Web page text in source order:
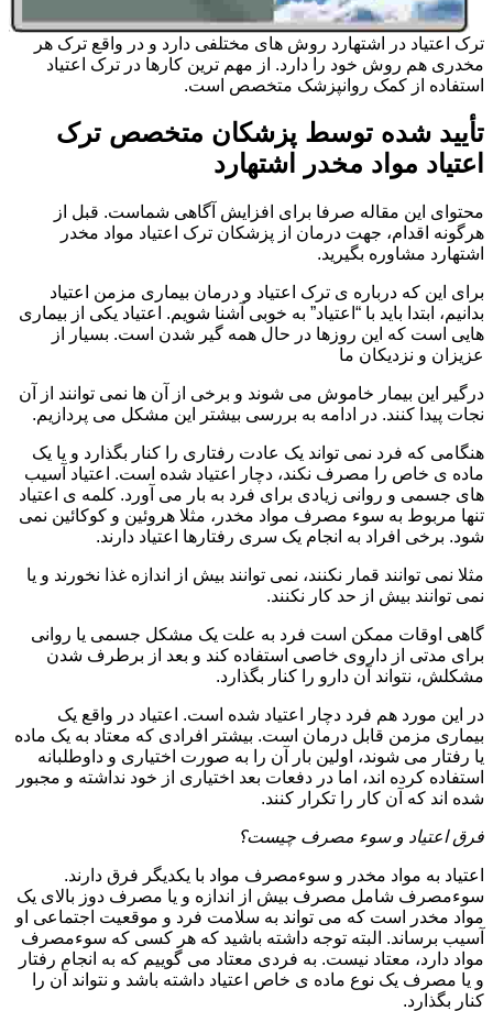
ترک اعتیاد در اشتهارد روش های مختلفی دارد و در واقع ترک هر
مخدری هم روش خود را دارد. از مهم ترین کارها در ترک اعتیاد
استفاده از کمک روانپزشک متخصص است.
تأیید شده توسط پزشکان متخصص ترک
اعتیاد مواد مخدر اشتهارد
محتوای این مقاله صرفا برای افزایش آگاهی شماست. قبل از
هرگونه اقدام، جهت درمان از پزشکان ترک اعتیاد مواد مخدر
اشتهارد مشاوره بگیرید.
برای این که درباره ی ترک اعتیاد و درمان بیماری مزمن اعتیاد
بدانیم، ابتدا باید با “اعتیاد” به خوبی آشنا شویم. اعتیاد یکی از بیماری
هایی است که این روزها در حال همه گیر شدن است. بسیار از
عزیزان و نزدیکان ما
درگیر این بیمار خاموش می شوند و برخی از آن ها نمی توانند از آن
نجات پیدا کنند. در ادامه به بررسی بیشتر این مشکل می پردازیم.
هنگامی که فرد نمی تواند یک عادت رفتاری را کنار بگذارد و یا یک
ماده ی خاص را مصرف نکند، دچار اعتیاد شده است. اعتیاد آسیب
های جسمی و روانی زیادی برای فرد به بار می آورد. کلمه ی اعتیاد
تنها مربوط به سوء مصرف مواد مخدر، مثلا هروئین و کوکائین نمی
شود. برخی افراد به انجام یک سری رفتارها اعتیاد دارند.
مثلا نمی توانند قمار نکنند، نمی توانند بیش از اندازه غذا نخورند و یا
نمی توانند بیش از حد کار نکنند.
گاهی اوقات ممکن است فرد به علت یک مشکل جسمی یا روانی
برای مدتی از داروی خاصی استفاده کند و بعد از برطرف شدن
مشکلش، نتواند آن دارو را کنار بگذارد.
در این مورد هم فرد دچار اعتیاد شده است. اعتیاد در واقع یک
بیماری مزمن قابل درمان است. بیشتر افرادی که معتاد به یک ماده
یا رفتار می شوند، اولین بار آن را به صورت اختیاری و داوطلبانه
استفاده کرده اند، اما در دفعات بعد اختیاری از خود نداشته و مجبور
شده اند که آن کار را تکرار کنند.
فرق اعتیاد و سوء مصرف چیست؟
اعتیاد به مواد مخدر و سوءمصرف مواد با یکدیگر فرق دارند.
سوءمصرف شامل مصرف بیش از اندازه و یا مصرف دوز بالای یک
مواد مخدر است که می تواند به سلامت فرد و موقعیت اجتماعی او
آسیب برساند. البته توجه داشته باشید که هر کسی که سوءمصرف
مواد دارد، معتاد نیست. به فردی معتاد می گوییم که به انجام رفتار
و یا مصرف یک نوع ماده ی خاص اعتیاد داشته باشد و نتواند آن را
کنار بگذارد.